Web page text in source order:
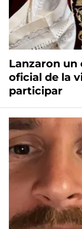
Lanzaron un
oficial de la
participar